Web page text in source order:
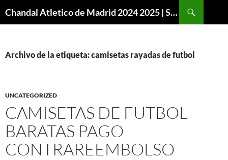
Chandal Atletico de Madrid 2024 2025 | SuperVigo
Archivo de la etiqueta: camisetas rayadas de futbol
UNCATEGORIZED
CAMISETAS DE FUTBOL
BARATAS PAGO
CONTRAREEMBOLSO